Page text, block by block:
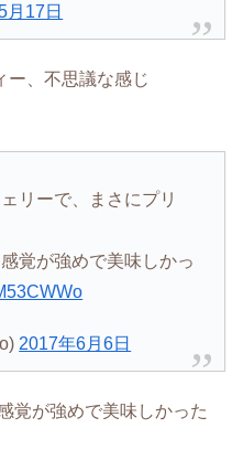
月17日
、不思議な感じ
リーで、まさにプリ
覚が強めで美味しかっ
2017年6月6日
覚が強めで美味しかった